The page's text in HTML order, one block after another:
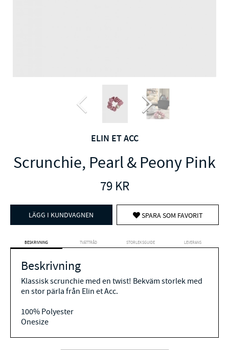
ELIN ET ACC
Scrunchie, Pearl & Peony Pink
79KR
LÄGG I KUNDVAGNEN SPARA SOM FAVORIT
BESKRIVNING TVÄTTRÅD STORLEKSGUIDE LEVERANS
Beskrivning
Klassisk scrunchie med en twist! Bekväm storlek med
en stor pärla från Elin et Acc.
100% Polyester
Onesize